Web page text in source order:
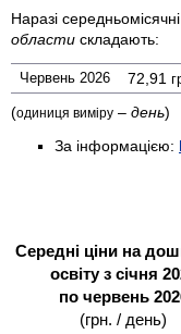
Наразі
области складають:
Червень 2026 72,91
(одиниця виміру – день)
За інформацією:
Середні ціни на
освіту з січня
по червень
(грн. / день)